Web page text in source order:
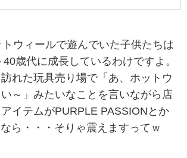
ウィールで遊んでいた子供たちは
歳代に成長しているわけですよ。
れた玩具売り場で「あ、 ホットウ
～」みたいなことを言いながら店
イテムがPURPLE PASSIONとか
ら・・・そりゃ震えますってｗ